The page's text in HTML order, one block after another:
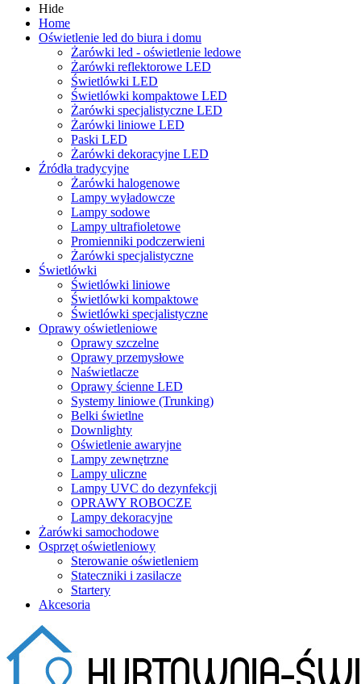
Hide
Home
Oświetlenie led do biura i domu
Żarówki led - oświetlenie ledowe
Żarówki reflektorowe LED
Świetlówki LED
Świetlówki kompaktowe LED
Żarówki specjalistyczne LED
Żarówki liniowe LED
Paski LED
Żarówki dekoracyjne LED
Źródła tradycyjne
Żarówki halogenowe
Lampy wyładowcze
Lampy sodowe
Lampy ultrafioletowe
Promienniki podczerwieni
Żarówki specjalistyczne
Świetlówki
Świetlówki liniowe
Świetlówki kompaktowe
Świetlówki specjalistyczne
Oprawy oświetleniowe
Oprawy szczelne
Oprawy przemysłowe
Naświetlacze
Oprawy ścienne LED
Systemy liniowe (Trunking)
Belki świetlne
Downlighty
Oświetlenie awaryjne
Lampy zewnętrzne
Lampy uliczne
Lampy UVC do dezynfekcji
OPRAWY ROBOCZE
Lampy dekoracyjne
Żarówki samochodowe
Osprzęt oświetleniowy
Sterowanie oświetleniem
Stateczniki i zasilacze
Startery
Akcesoria